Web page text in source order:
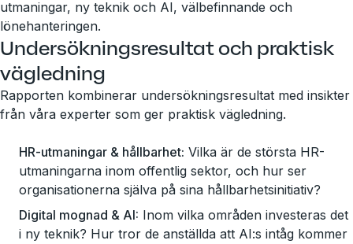
utmaningar, ny teknik och AI, välbefinnande och
lönehanteringen.
Undersökningsresultat och praktisk
vägledning
Rapporten kombinerar undersökningsresultat med insikter
från våra experter som ger praktisk vägledning.
HR-utmaningar & hållbarhet: Vilka är de största HR-
utmaningarna inom offentlig sektor, och hur ser
organisationerna själva på sina hållbarhetsinitiativ?
Digital mognad & AI: Inom vilka områden investeras det
i ny teknik? Hur tror de anställda att AI:s intåg kommer